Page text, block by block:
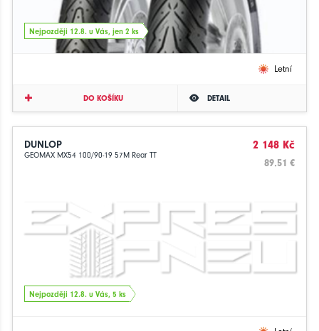
Nejpozději 12.8. u Vás, jen 2 ks
Letní
DO KOŠÍKU DETAIL
DUNLOP
GEOMAX MX54 100/90-19 57M Rear TT
2 148 Kč
89.51 €
Nejpozději 12.8. u Vás, 5 ks